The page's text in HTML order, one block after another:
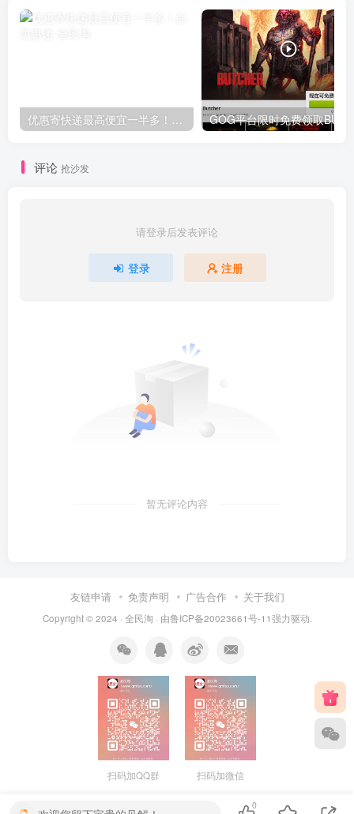
评论 抢沙发
请登录后发表评论
登录 注册
暂无评论内容
友链申请 免责声明 广告合作 关于我们
Copyright © 2024 · 全民淘 · 由鲁ICP备20023661号-11强力驱动.
扫码加QQ群 扫码加微信
0